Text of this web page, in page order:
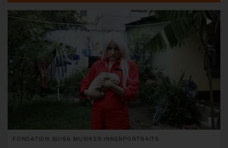
FONDATION SUISA MUSIKER:INNENPORTRAITS